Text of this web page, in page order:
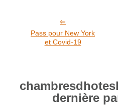
Pass pour New York
et Covid-19
dernière